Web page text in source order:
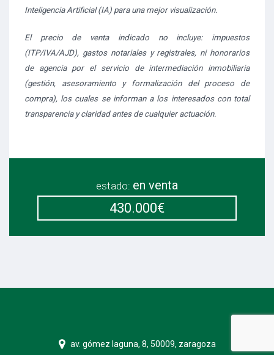
Inteligencia Artificial (IA) para una mejor visualización.
El precio de venta indicado no incluye: impuestos
(ITP/IVA/AJD), gastos notariales y registrales, ni honorarios
de agencia por el servicio de intermediación inmobiliaria
(gestión, asesoramiento y formalización del proceso de
compra), los cuales se informan a los interesados con total
transparencia y claridad antes de cualquier actuación.
estado: en venta
430.000€
av. gómez laguna, 8, 50009, zaragoza